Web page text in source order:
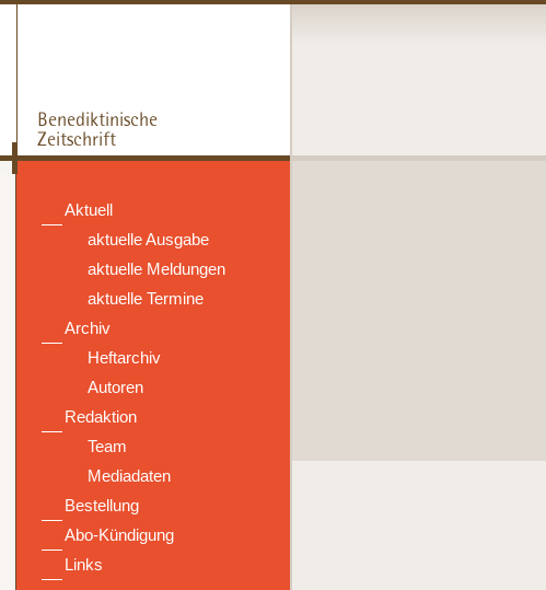
Aktuell
aktuelle Ausgabe
aktuelle Meldungen
aktuelle Termine
Archiv
Heftarchiv
Autoren
Redaktion
Team
Mediadaten
Bestellung
Abo-Kündigung
Links